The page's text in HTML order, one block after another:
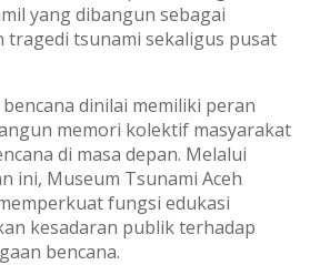
yang dibangun sebagai
tragedi tsunami sekaligus pusat
dinilai memiliki peran
memori kolektif masyarakat
di masa depan. Melalui
ini, Museum Tsunami Aceh
fungsi edukasi
kesadaran publik terhadap
bencana.